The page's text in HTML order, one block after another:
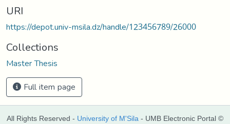
URI
https://depot.univ-msila.dz/handle/123456789/26000
Collections
Master Thesis
Full item page
All Rights Reserved - University of M'Sila - UMB Electronic Portal ©